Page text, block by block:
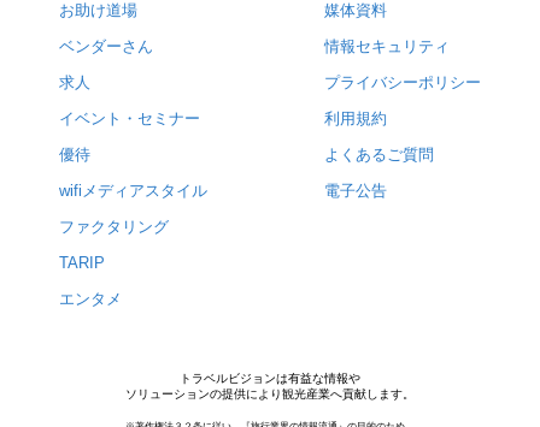
お助け道場
ベンダーさん
求人
イベント・セミナー
優待
wifiメディアスタイル
ファクタリング
TARIP
エンタメ
媒体資料
情報セキュリティ
プライバシーポリシー
利用規約
よくあるご質問
電子公告
トラベルビジョンは有益な情報や
ソリューションの提供により観光産業へ貢献します。